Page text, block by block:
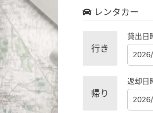
レンタカー
行き
貸出日
帰り
返却日